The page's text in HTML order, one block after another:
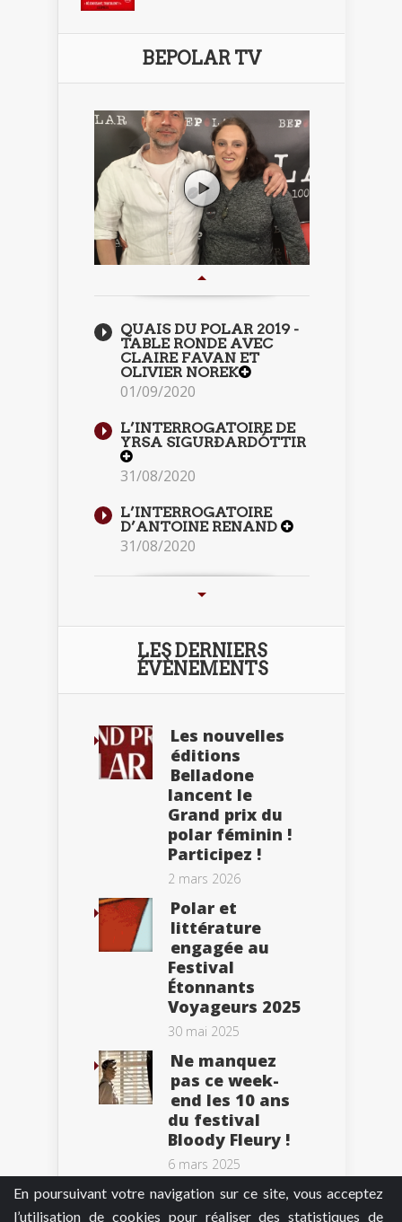
En poursuivant votre navigation sur ce site, vous acceptez
l’utilisation de cookies pour réaliser des statistiques de
BEPOLAR TV
QUAIS DU POLAR 2019 -
TABLE RONDE AVEC
CLAIRE FAVAN ET
OLIVIER NOREK
01/09/2020
L’INTERROGATOIRE DE
YRSA SIGURÐARDÓTTIR
31/08/2020
L’INTERROGATOIRE
D’ANTOINE RENAND
31/08/2020
LES DERNIERS
ÉVÈNEMENTS
Les nouvelles
éditions
Belladone
lancent le
Grand prix du
polar féminin !
Participez !
2 mars 2026
Polar et
littérature
engagée au
Festival
Étonnants
Voyageurs 2025
30 mai 2025
Ne manquez
pas ce week-
end les 10 ans
du festival
Bloody Fleury !
6 mars 2025